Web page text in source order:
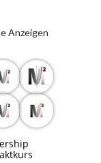
Anzeigen